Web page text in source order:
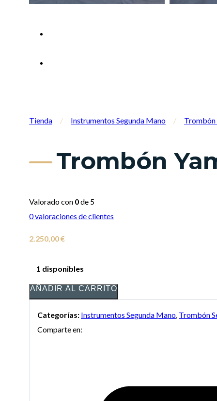
Tienda / Instrumentos Segunda Mano / Trombón
Trombón
Valorado con 0de 5
0valoraciones de clientes
2.250,00€
1 disponibles
AÑADIR AL CARRITO
Categorías: Instrumentos Segunda Mano Trombón
Comparte en: